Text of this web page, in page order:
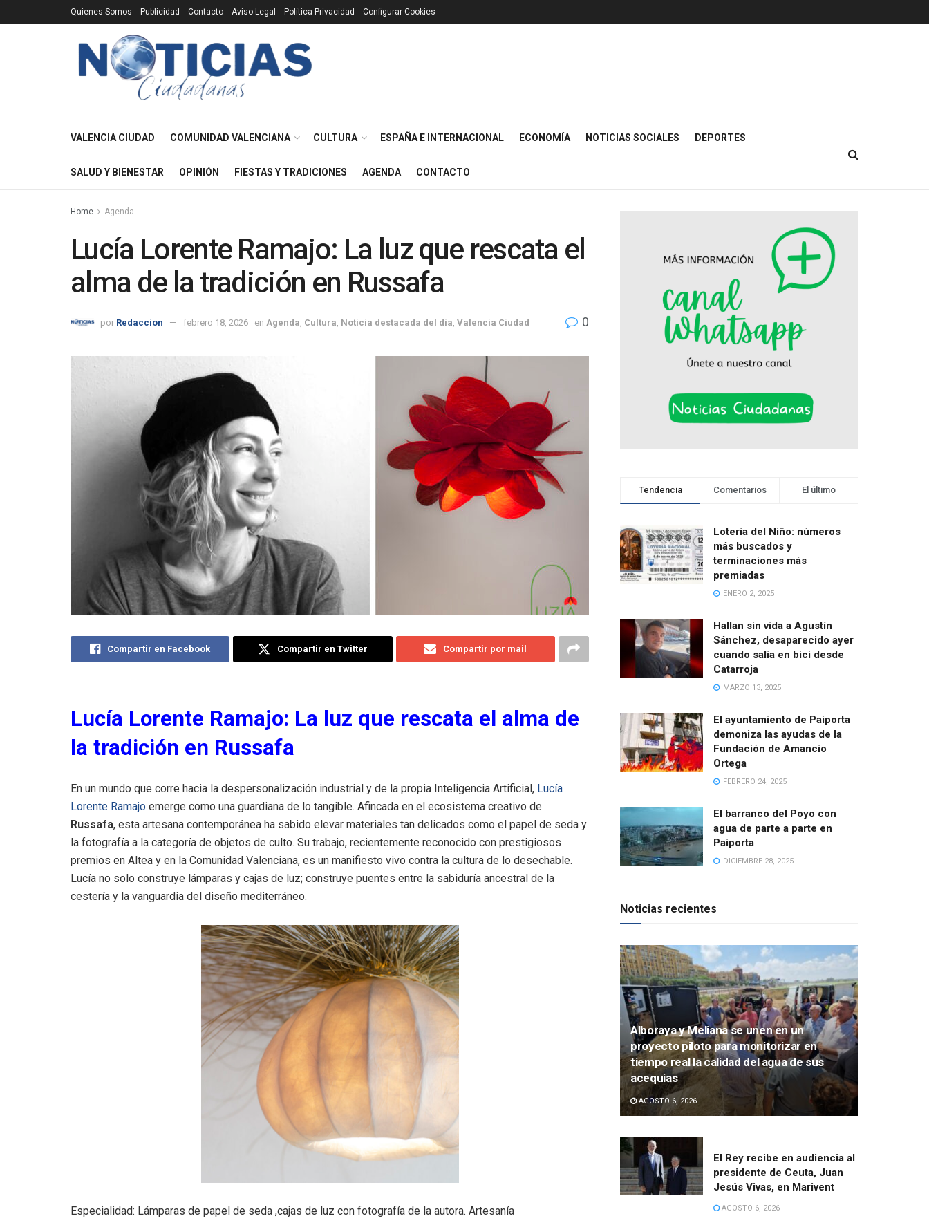
Quienes Somos Publicidad Contacto Aviso Legal Política Privacidad Configurar Cookies
VALENCIA CIUDAD COMUNIDAD VALENCIANA CULTURA ESPAÑA E INTERNACIONAL ECONOMÍA NOTICIAS SOCIALES DEPORTES
SALUD Y BIENESTAR OPINIÓN FIESTAS Y TRADICIONES AGENDA CONTACTO
Home Agenda
Lucía Lorente Ramajo: La luz que rescata el
alma de la tradición en Russafa
por Redaccion febrero 18, 2026 en Agenda Cultura Noticia destacada del día Valencia Ciudad 0
Compartir en Facebook Compartir en Twitter Compartir por mail
Lucía Lorente Ramajo: La luz que rescata el alma de
la tradición en Russafa
En un mundo que corre hacia la despersonalización industrial y de la propia Inteligencia Artificial, Lucía
Lorente Ramajo emerge como una guardiana de lo tangible. Afincada en el ecosistema creativo de
Russafa, esta artesana contemporánea ha sabido elevar materiales tan delicados como el papel de seda y
la fotografía a la categoría de objetos de culto. Su trabajo, recientemente reconocido con prestigiosos
premios en Altea y en la Comunidad Valenciana, es un manifiesto vivo contra la cultura de lo desechable.
Lucía no solo construye lámparas y cajas de luz; construye puentes entre la sabiduría ancestral de la
cestería y la vanguardia del diseño mediterráneo.
Especialidad: Lámparas de papel de seda ,cajas de luz con fotografía de la autora. Artesanía
Tendencia Comentarios El último
Lotería del Niño: números
más buscados y
terminaciones más
premiadas
ENERO 2, 2025
Hallan sin vida a Agustín
Sánchez, desaparecido ayer
cuando salía en bici desde
Catarroja
MARZO 13, 2025
El ayuntamiento de Paiporta
demoniza las ayudas de la
Fundación de Amancio
Ortega
FEBRERO 24, 2025
El barranco del Poyo con
agua de parte a parte en
Paiporta
DICIEMBRE 28, 2025
Noticias recientes
Alboraya y Meliana se unen en un
proyecto piloto para monitorizar en
tiempo real la calidad del agua de sus
acequias
AGOSTO 6, 2026
El Rey recibe en audiencia al
presidente de Ceuta, Juan
Jesús Vivas, en Marivent
AGOSTO 6, 2026